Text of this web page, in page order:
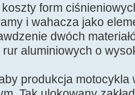
form
i wahacza jako
dwóch
aluminiowych o
produkcja